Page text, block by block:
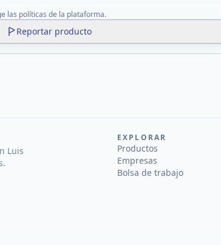
las políticas de la plataforma.
Reportar producto
Luis
EXPLORAR
Productos
Empresas
Bolsa de trabajo